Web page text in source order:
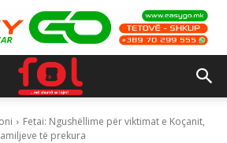
Fetai: Ngushëllime për viktimat e Koçanit,
të prekura